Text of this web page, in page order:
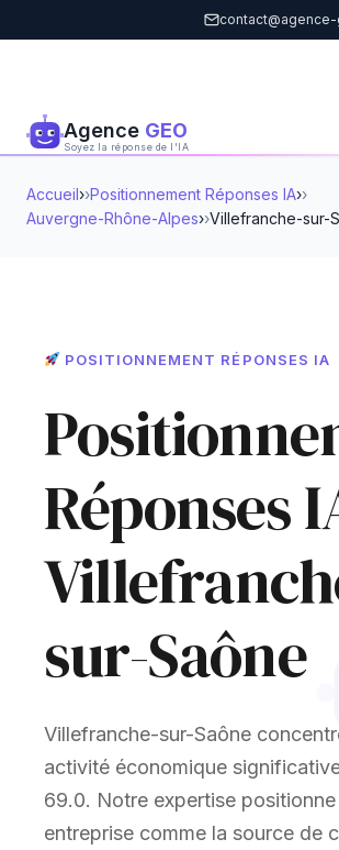
Agence GEO
Soyez la réponse de l'IA
Accueil› Positionnement Réponses IA›
Auvergne-Rhône-Alpes› Villefranche-sur-
POSITIONNEMENT RÉPONSES IA
Réponses
sur-Saône
Villefranche-sur-Saône
activité économique
69.0. Notre expertise
entreprise comme la source de